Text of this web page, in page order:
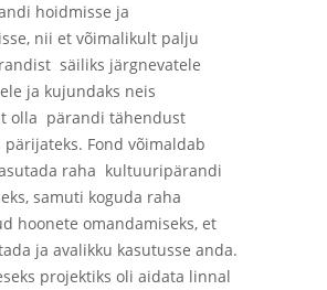
hoidmisse ja
nii et võimalikult palju
säiliks järgnevatele
ja kujundaks neis
olla pärandi tähendust
pärijateks. Fond võimaldab
raha kultuuripärandi
samuti koguda raha
hoonete omandamiseks, et
ja avalikku kasutusse anda.
projektiks oli aidata linnal